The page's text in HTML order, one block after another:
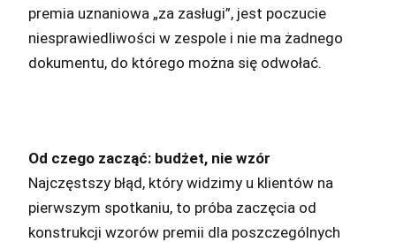
premia uznaniowa „za zasługi”, jest poczucie
niesprawiedliwości w zespole i nie ma żadnego
dokumentu, do którego można się odwołać.
Od czego zacząć: budżet, nie wzór
Najczęstszy błąd, który widzimy u klientów na
pierwszym spotkaniu, to próba zaczęcia od
konstrukcji wzorów premii dla poszczególnych